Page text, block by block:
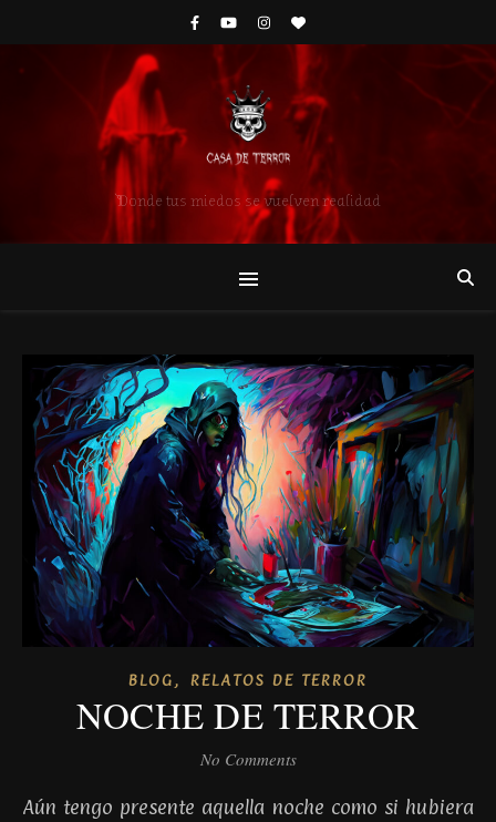
Donde tus miedos se vuelven realidad
BLOG, RELATOS DE TERROR
NOCHE DE TERROR
No Comments
Aún tengo presente aquella noche como si hubiera